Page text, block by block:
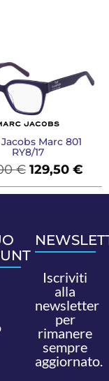
Marc 801
RY8/17
€ 129,50 €
Iscriviti
alla
newsletter
per
rimanere
sempre
aggiornato.